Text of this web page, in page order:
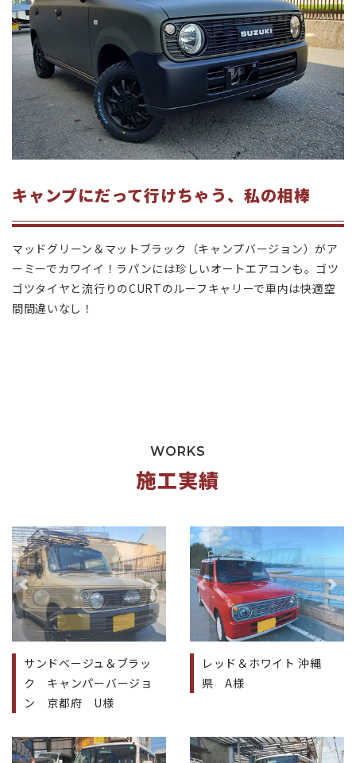
キャンプにだって行けちゃう、私の相棒
マッドグリーン＆マットブラック（キャンプバージョン）がア
ーミーでカワイイ！ラパンには珍しいオートエアコンも。ゴツ
ゴツタイヤと流行りのCURTのルーフキャリーで車内は快適空
間間違いなし！
WORKS
施工実績
前へ 次へ
サンドベージュ＆ブラッ
ク キャンパーバージョ
ン 京都府 U様
前へ 次へ
レッド＆ホワイト 沖縄
県 A様